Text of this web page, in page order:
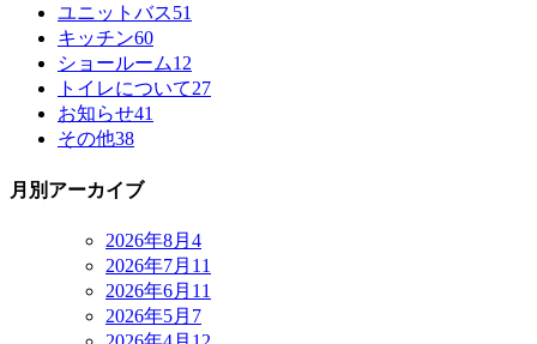
ユニットバス51
キッチン60
ショールーム12
トイレについて27
お知らせ41
その他38
月別アーカイブ
2026年8月 4
2026年7月 11
2026年6月 11
2026年5月 7